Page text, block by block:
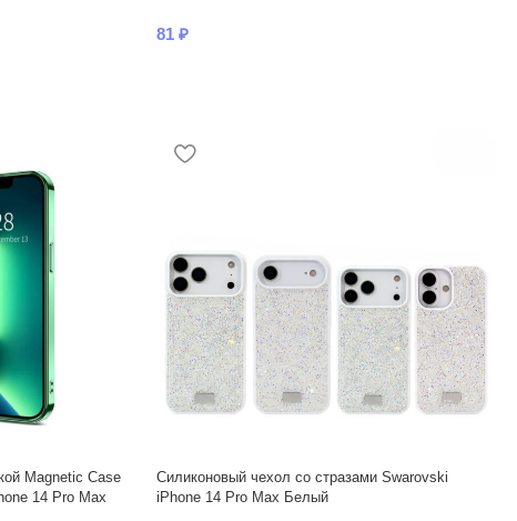
81 ₽
Magnetic Case
14 Pro Max
Силиконовый чехол со стразами Swarovski
iPhone 14 Pro Max Белый